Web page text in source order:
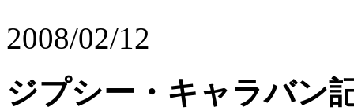
2008/02/12
ジプシー・キャラバン